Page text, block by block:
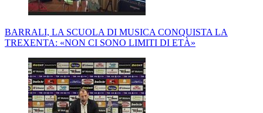
BARRALI, LA SCUOLA DI MUSICA CONQUISTA LA
TREXENTA: «NON CI SONO LIMITI DI ETÀ»